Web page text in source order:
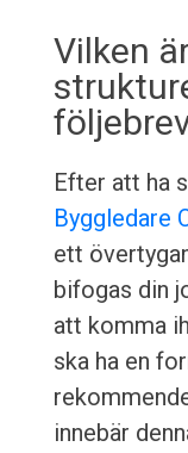
Vilken
Efter att ha
Byggledare
ett
bifogas din
att komma
ska ha en
innebär